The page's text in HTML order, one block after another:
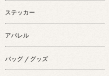
ステッカー
アパレル
バッグ / グッズ